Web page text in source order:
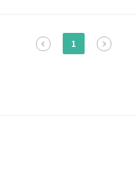
대로 현재 지하에 작업자 1명이
1